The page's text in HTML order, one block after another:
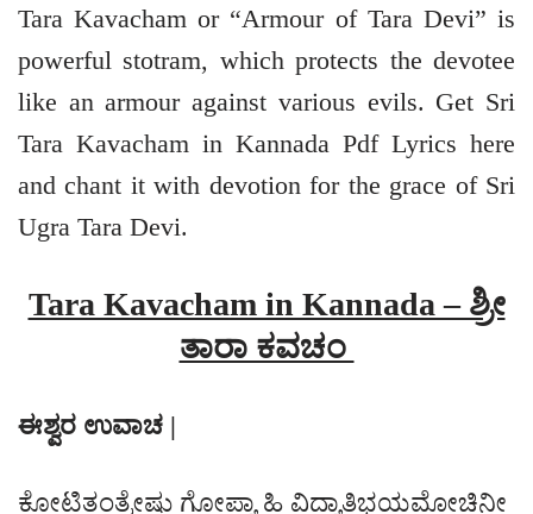
Tara Kavacham or “Armour of Tara Devi” is
powerful stotram, which protects the devotee
like an armour against various evils. Get Sri
Tara Kavacham in Kannada Pdf Lyrics here
and chant it with devotion for the grace of Sri
Ugra Tara Devi.
Tara Kavacham in Kannada – ಶ್ರೀ
ತಾರಾ ಕವಚಂ
ಈಶ್ವರ ಉವಾಚ |
ಕೋಟಿತಂತ್ರೇಷು ಗೋಪ್ಯಾ ಹಿ ವಿದ್ಯಾತಿಭಯಮೋಚಿನೀ